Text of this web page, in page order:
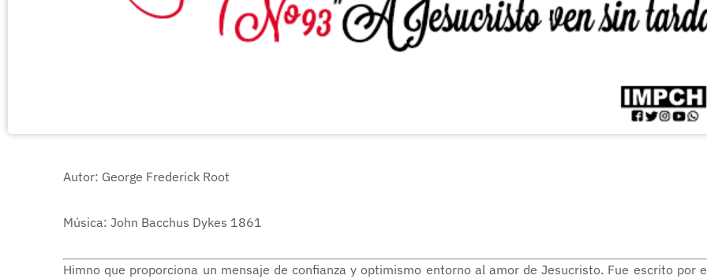
Autor: George Frederick Root
Música: John Bacchus Dykes 1861
Himno que proporciona un mensaje de confianza y optimismo entorno al amor de Jesucristo. Fue escrito por